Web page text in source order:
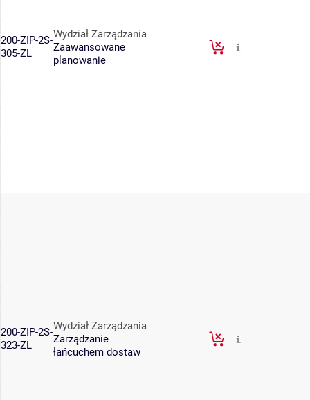
200-ZIP-2S-
305-ZL
Wydział Zarządzania
Zaawansowane
planowanie
200-ZIP-2S-
323-ZL
Wydział Zarządzania
Zarządzanie
łańcuchem dostaw